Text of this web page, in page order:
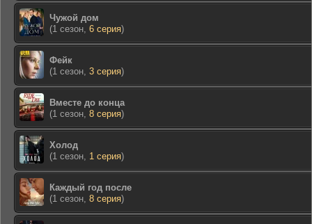
Чужой дом
(1 сезон, 6 серия)
Фейк
(1 сезон, 3 серия)
Вместе до конца
(1 сезон, 8 серия)
Холод
(1 сезон, 1 серия)
Каждый год после
(1 сезон, 8 серия)